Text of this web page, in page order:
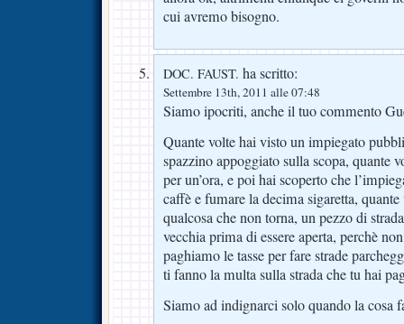
cui avremo bisogno.
DOC. FAUST. ha scritto:
Settembre 13th, 2011 alle 07:48
Siamo ipocriti, anche il tuo commento
Quante volte hai visto un impiegato
spazzino appoggiato sulla scopa, quante
per un’ora, e poi hai scoperto che
caffè e fumare la decima sigaretta,
qualcosa che non torna, un pezzo di
vecchia prima di essere aperta, perchè
paghiamo le tasse per fare strade
ti fanno la multa sulla strada che tu hai
Siamo ad indignarci solo quando la cosa